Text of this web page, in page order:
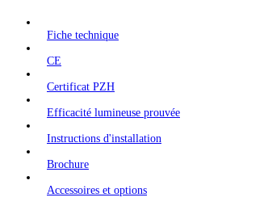
Fiche technique
CE
Certificat PZH
Efficacité lumineuse prouvée
Instructions d'installation
Brochure
Accessoires et options